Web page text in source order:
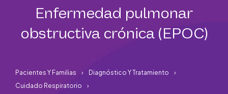
Enfermedad pulmonar
obstructiva crónica (EPOC)
Pacientes Y Familias
Diagnóstico Y Tratamiento
Cuidado Respiratorio